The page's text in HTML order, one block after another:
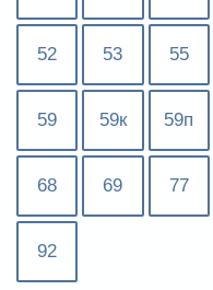
52 53 55
59 59к 59п
68 69 77
92